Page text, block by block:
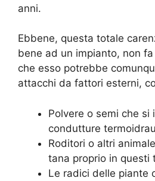
anni.
Ebbene, questa totale
bene ad un impianto, non
che esso potrebbe
attacchi da fattori esterni,
Polvere o semi che si
condutture
Roditori o altri
tana proprio in questi
Le radici delle piante